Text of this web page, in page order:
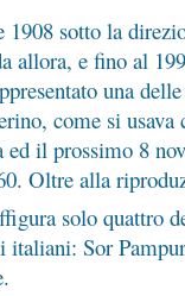
sotto la
allora, e fino al
una
come si usava
il prossimo 8
Oltre alla
solo quattro
italiani: Sor